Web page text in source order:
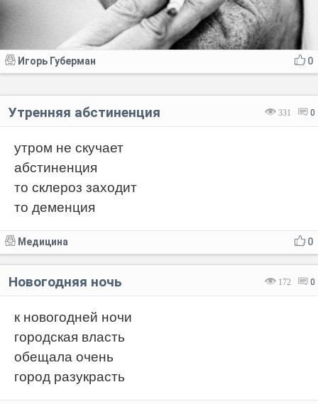
0
Игорь Губерман
331 0
Утренняя абстиненция
утром не скучает
абстиненция
то склероз заходит
то деменция
0
Медицина
172 0
Новогодняя ночь
к новогодней ночи
городская власть
обещала очень
город разукрасть